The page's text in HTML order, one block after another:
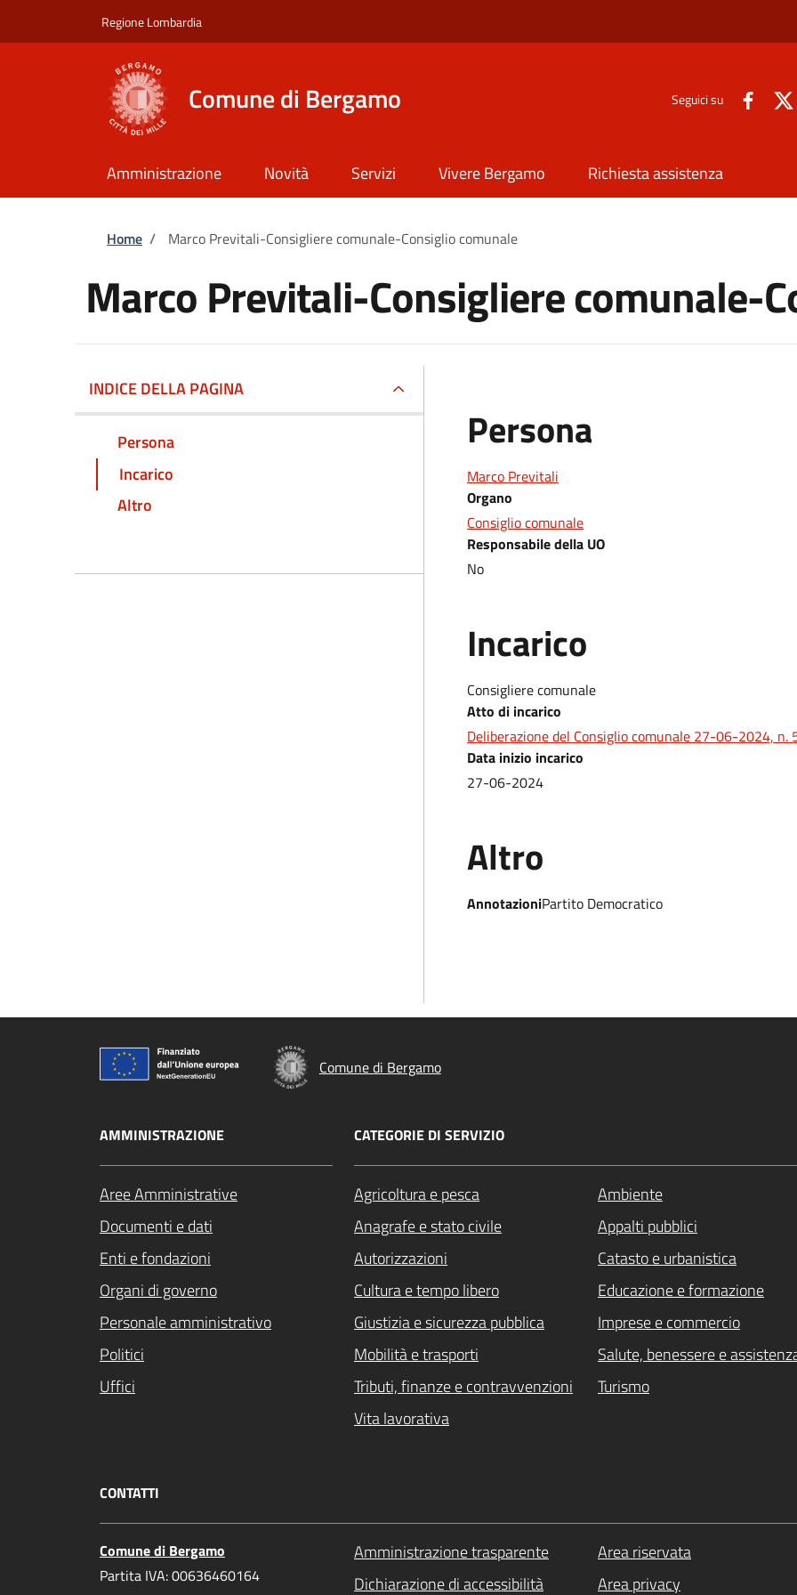
Regione Lombardia
Comune di Bergamo Seguici su
Amministrazione Novità Servizi Vivere Bergamo Richiesta assistenza
Briciole di pane
Home / Marco Previtali-Consigliere comunale-Consiglio comunale
Marco Previtali-Consigliere comunale-
INDICE DELLA PAGINA
Persona
Incarico
Altro
Persona
Marco Previtali
Organo
Consiglio comunale
Responsabile della UO
No
Incarico
Consigliere comunale
Atto di incarico
Deliberazione del Consiglio comunale 27-06-2024, n.
Data inizio incarico
27-06-2024
Altro
AnnotazioniPartito Democratico
Comune di Bergamo
AMMINISTRAZIONE
Aree Amministrative
Documenti e dati
Enti e fondazioni
Organi di governo
Personale amministrativo
Politici
Uffici
CATEGORIE DI SERVIZIO
Agricoltura e pesca
Ambiente
Anagrafe e stato civile
Appalti pubblici
Autorizzazioni
Catasto e urbanistica
Cultura e tempo libero
Educazione e formazione
Giustizia e sicurezza pubblica
Imprese e commercio
Mobilità e trasporti
Salute, benessere e
Tributi, finanze e contravvenzioni
Turismo
Vita lavorativa
CONTATTI
Comune di Bergamo
Partita IVA: 00636460164
Amministrazione trasparente
Area riservata
Dichiarazione di accessibilità
Area privacy